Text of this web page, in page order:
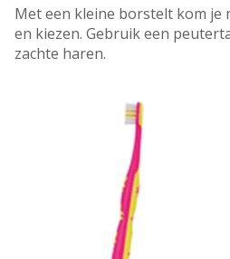
Met een kleine borstelt kom je
en kiezen. Gebruik een
zachte haren.